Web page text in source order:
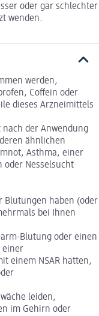
oder gar schlechter
wenden.
werden,
Coffein oder
dieses Arzneimittels
der Anwendung
ähnlichen
Asthma, einer
oder Nesselsucht
Blutungen haben (oder
bei Ihnen
Blutung oder einen
einer
einem NSAR hatten,
leiden,
im Gehirn oder